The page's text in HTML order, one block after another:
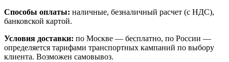
Способы оплаты: наличные, безналичный расчет (с НДС),
банковской картой.
Условия доставки: по Москве — бесплатно, по России —
определяется тарифами транспортных кампаний по выбору
клиента. Возможен самовывоз.